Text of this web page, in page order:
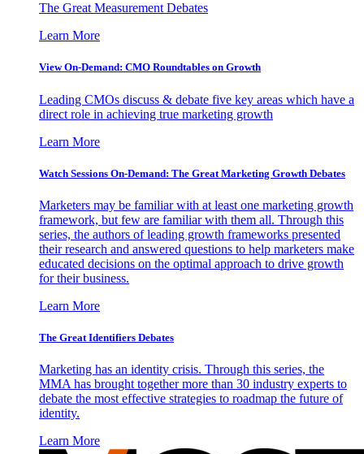
The Great Measurement Debates
Learn More
View On-Demand: CMO Roundtables on Growth
Leading CMOs discuss & debate five key areas which have a
direct role in achieving true marketing growth
Learn More
Watch Sessions On-Demand: The Great Marketing Growth Debates
Marketers may be familiar with at least one marketing growth
framework, but few are familiar with them all. Through this
series, the authors of leading growth frameworks presented
their research and answered questions to help marketers make
educated decisions on the optimal approach to drive growth
for their business.
Learn More
The Great Identifiers Debates
Marketing has an identity crisis. Through this series, the
MMA has brought together more than 30 industry experts to
debate the most effective strategies to roadmap the future of
identity.
Learn More